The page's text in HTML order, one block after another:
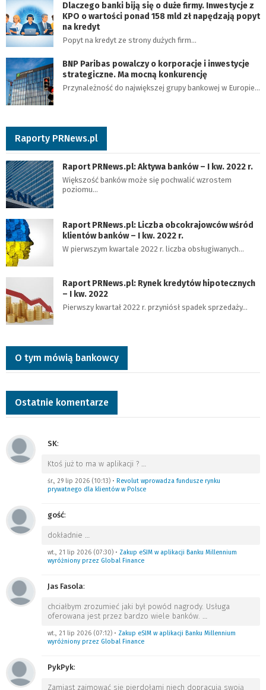
Dlaczego banki biją się o duże firmy. Inwestycje z
KPO o wartości ponad 158 mld zł napędzają popyt
na kredyt
Popyt na kredyt ze strony dużych firm…
BNP Paribas powalczy o korporacje i inwestycje
strategiczne. Ma mocną konkurencję
Przynależność do największej grupy bankowej w Europie…
Raporty PRNews.pl
Raport PRNews.pl: Aktywa banków – I kw. 2022 r.
Większość banków może się pochwalić wzrostem
poziomu…
Raport PRNews.pl: Liczba obcokrajowców wśród
klientów banków – I kw. 2022 r.
W pierwszym kwartale 2022 r. liczba obsługiwanych…
Raport PRNews.pl: Rynek kredytów hipotecznych
– I kw. 2022
Pierwszy kwartał 2022 r. przyniósł spadek sprzedaży…
O tym mówią bankowcy
Ostatnie komentarze
SK:
Ktoś już to ma w aplikacji ? …
śr., 29 lip 2026 (10:13) • Revolut wprowadza fundusze rynku
prywatnego dla klientów w Polsce
gość:
dokładnie …
wt., 21 lip 2026 (07:30) • Zakup eSIM w aplikacji Banku Millennium
wyróżniony przez Global Finance
Jas Fasola:
chciałbym zrozumieć jaki był powód nagrody. Usługa
oferowana jest przez bardzo wiele banków. …
wt., 21 lip 2026 (07:12) • Zakup eSIM w aplikacji Banku Millennium
wyróżniony przez Global Finance
PykPyk:
Zamiast zajmować się pierdołami niech dopracują swoją